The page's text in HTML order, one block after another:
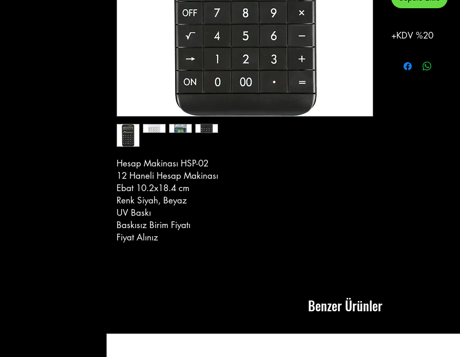
Hesap Makinası HSP-02
12 Haneli Hesap Makinası
Ebat 10.2x18.4 cm
Renk Siyah, Beyaz
UV Baskı
Baskısız Birim Fiyatı
Fiyat Alınız
+KDV %20
Benzer Ürünler